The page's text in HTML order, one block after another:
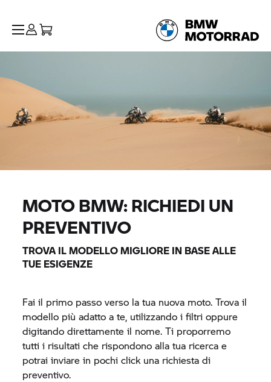
MOTO BMW: RICHIEDI UN
PREVENTIVO
TROVA IL MODELLO MIGLIORE IN BASE ALLE
TUE ESIGENZE
Fai il primo passo verso la tua nuova moto. Trova il
modello più adatto a te, utilizzando i filtri oppure
digitando direttamente il nome. Ti proporremo
tutti i risultati che rispondono alla tua ricerca e
potrai inviare in pochi click una richiesta di
preventivo.